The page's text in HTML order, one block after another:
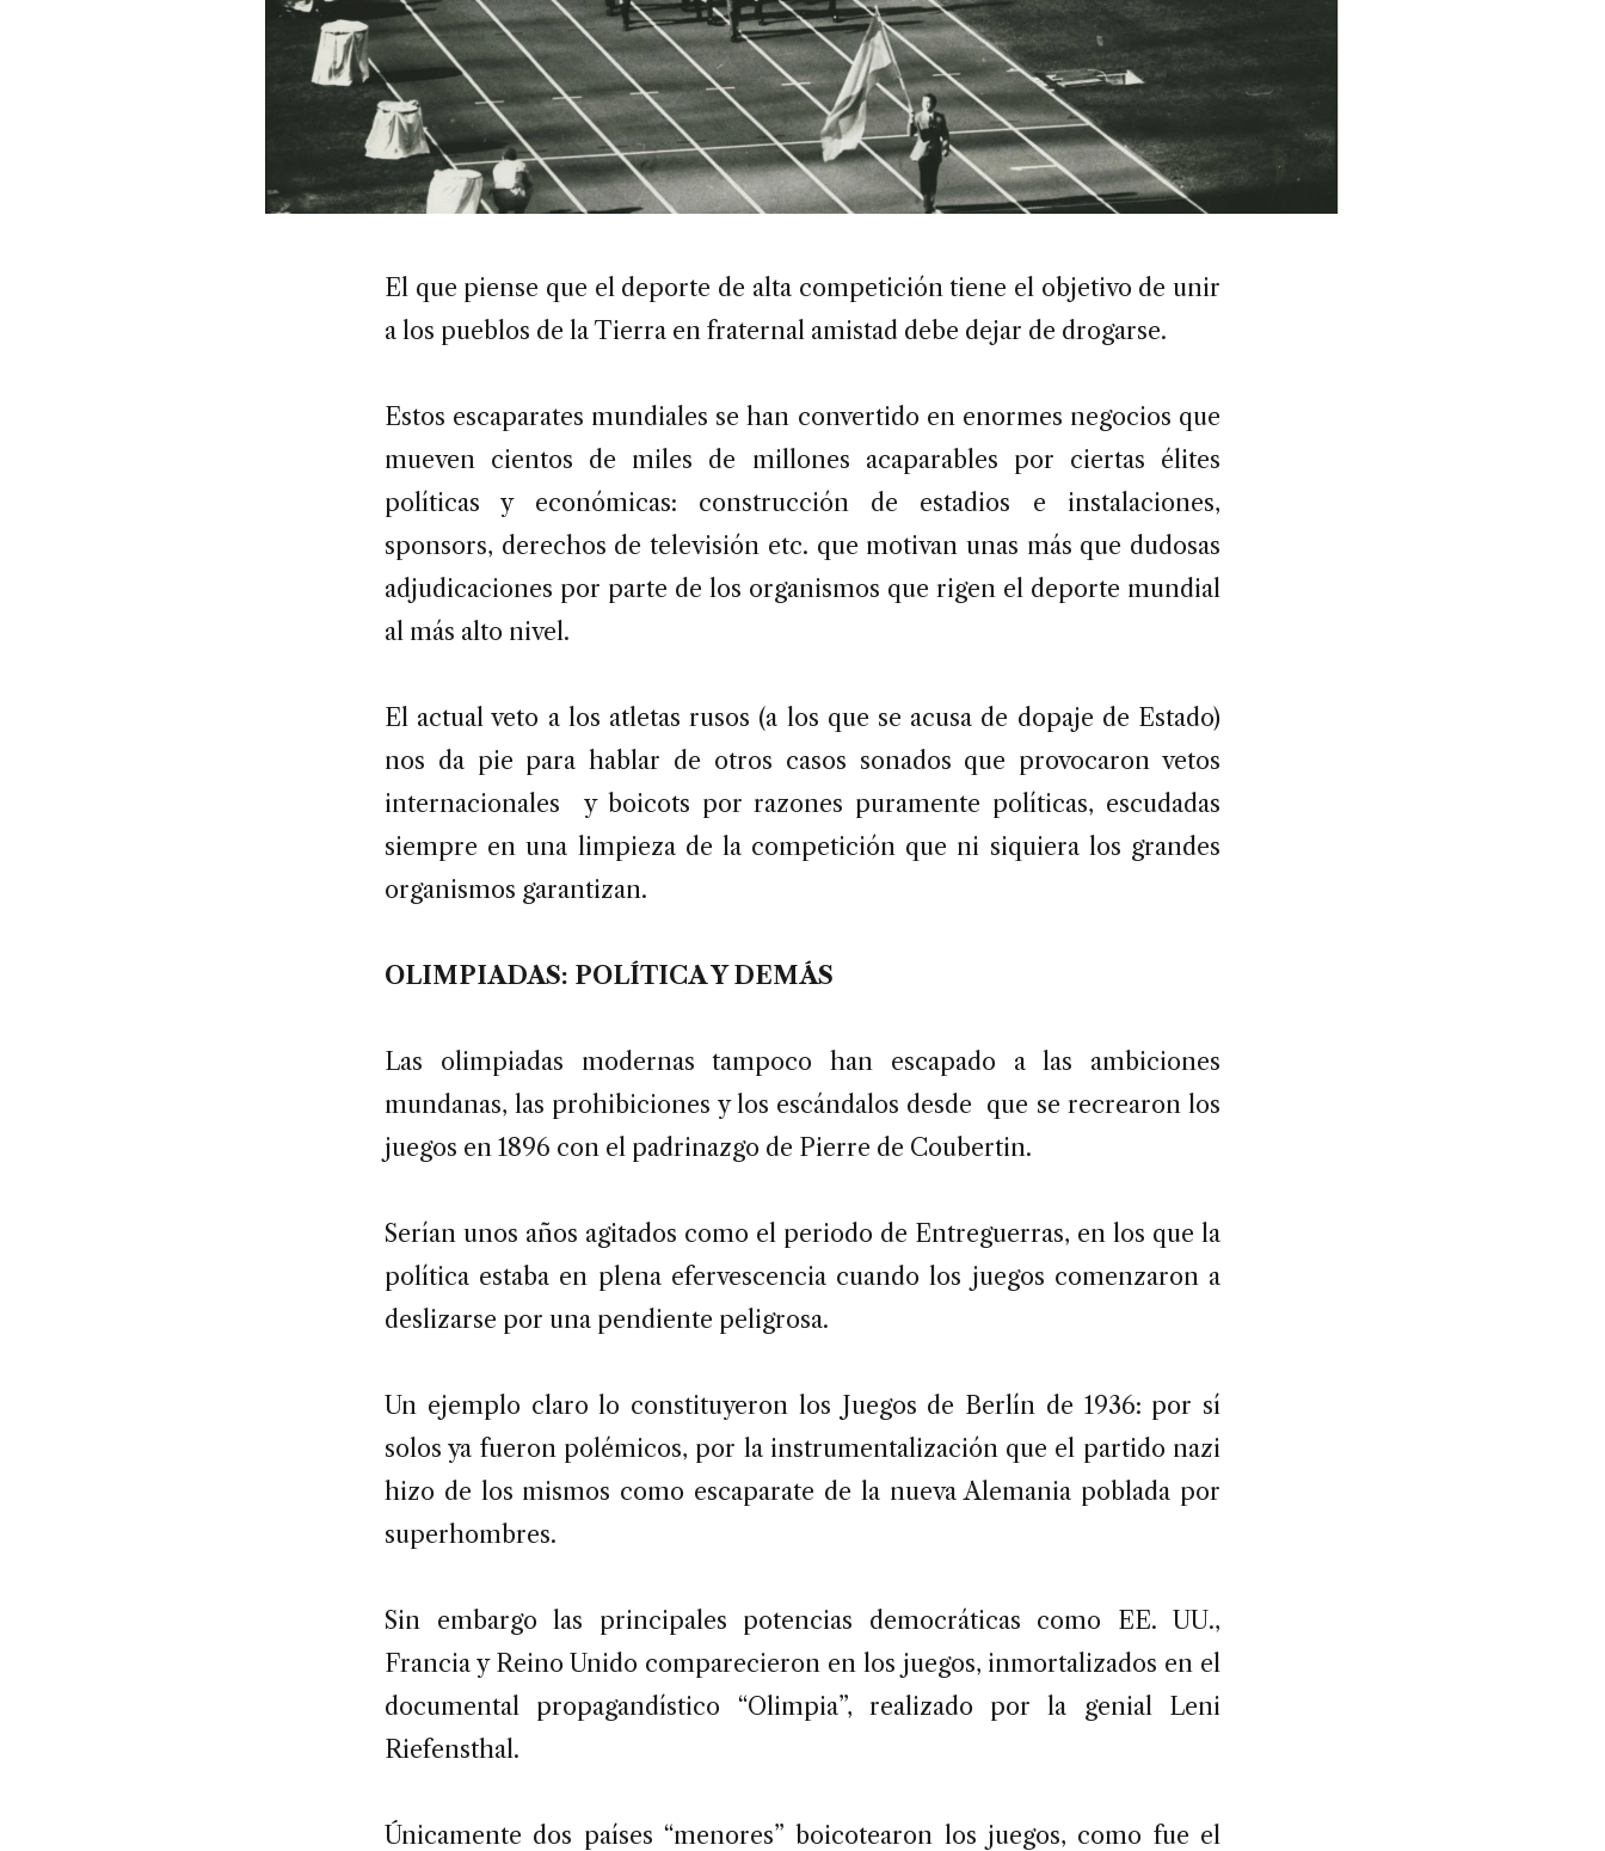
El que piense que el deporte de alta competición tiene el objetivo de unir
a los pueblos de la Tierra en fraternal amistad debe dejar de drogarse.
Estos escaparates mundiales se han convertido en enormes negocios que
mueven cientos de miles de millones acaparables por ciertas élites
políticas y económicas: construcción de estadios e instalaciones,
sponsors, derechos de televisión etc. que motivan unas más que dudosas
adjudicaciones por parte de los organismos que rigen el deporte mundial
al más alto nivel.
El actual veto a los atletas rusos (a los que se acusa de dopaje de Estado)
nos da pie para hablar de otros casos sonados que provocaron vetos
internacionales y boicots por razones puramente políticas, escudadas
siempre en una limpieza de la competición que ni siquiera los grandes
organismos garantizan.
OLIMPIADAS: POLÍTICA Y DEMÁS
Las olimpiadas modernas tampoco han escapado a las ambiciones
mundanas, las prohibiciones y los escándalos desde que se recrearon los
juegos en 1896 con el padrinazgo de Pierre de Coubertin.
Serían unos años agitados como el periodo de Entreguerras, en los que la
política estaba en plena efervescencia cuando los juegos comenzaron a
deslizarse por una pendiente peligrosa.
Un ejemplo claro lo constituyeron los Juegos de Berlín de 1936: por sí
solos ya fueron polémicos, por la instrumentalización que el partido nazi
hizo de los mismos como escaparate de la nueva Alemania poblada por
superhombres.
Sin embargo las principales potencias democráticas como EE. UU.,
Francia y Reino Unido comparecieron en los juegos, inmortalizados en el
documental propagandístico “Olimpia”, realizado por la genial Leni
Riefensthal.
Únicamente dos países “menores” boicotearon los juegos, como fue el